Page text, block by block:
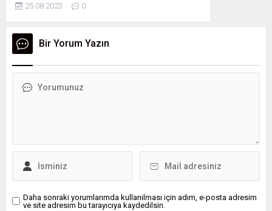
doğrultusunda yıllık (9 ay) boyunca burs verilir.
Belgeler 1- Burs başvuru formu2- Öğrenci
belgesi (yeni başlayanlar için ösym sonuç...
25.08.2023 0
Bir Yorum Yazın
Daha sonraki yorumlarımda kullanılması için adım, e-posta adresim
ve site adresim bu tarayıcıya kaydedilsin.